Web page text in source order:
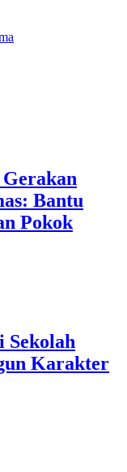
Bantu
Pokok
Karakter